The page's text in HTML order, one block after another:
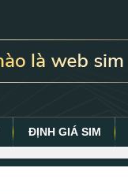
ĐỊNH GIÁ SIM